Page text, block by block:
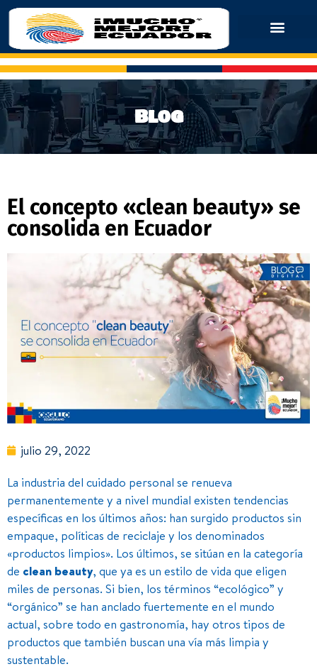
Blog
El concepto «clean beauty» se
consolida en Ecuador
julio 29, 2022
La industria del cuidado personal se renueva
permanentemente y a nivel mundial existen tendencias
específicas en los últimos años: han surgido productos sin
empaque, políticas de reciclaje y los denominados
«productos limpios». Los últimos, se sitúan en la categoría
de clean beauty, que ya es un estilo de vida que eligen
miles de personas. Si bien, los términos “ecológico” y
“orgánico” se han anclado fuertemente en el mundo
actual, sobre todo en gastronomía, hay otros tipos de
productos que también buscan una vía más limpia y
sustentable.